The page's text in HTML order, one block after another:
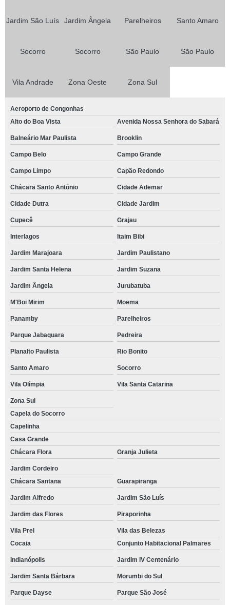
Jardim São Luís Jardim Ângela Parelheiros Santo Amaro
Socorro Socorro São Paulo São Paulo
Vila Andrade Zona Oeste Zona Sul
Aeroporto de Congonhas
Alto do Boa Vista
Avenida Nossa Senhora do Sabará
Balneário Mar Paulista Brooklin
Campo Belo Campo Grande
Campo Limpo Capão Redondo
Chácara Santo Antônio Cidade Ademar
Cidade Dutra Cidade Jardim
Cupecê Grajau
Interlagos Itaim Bibi
Jardim Marajoara Jardim Paulistano
Jardim Santa Helena Jardim Suzana
Jardim Ângela Jurubatuba
M'Boi Mirim Moema
Panamby Parelheiros
Parque Jabaquara Pedreira
Planalto Paulista Rio Bonito
Santo Amaro Socorro
Vila Olímpia Vila Santa Catarina
Zona Sul
Capela do Socorro
Capelinha
Casa Grande
Chácara Flora
Granja Julieta
Jardim Cordeiro
Chácara Santana
Guarapiranga
Jardim Alfredo Jardim São Luís
Jardim das Flores Piraporinha
Vila Prel
Vila das Belezas
Cocaia
Conjunto Habitacional Palmares
Indianópolis Jardim IV Centenário
Jardim Santa Bárbara Morumbi do Sul
Parque Dayse Parque São José